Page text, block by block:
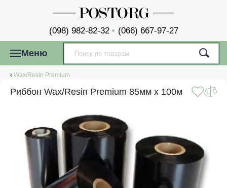
(098) 982-82-32 (066) 667-97-27
Меню
Wax/Resin Premium
Риббон Wax/Resin Premium 85мм x 100м